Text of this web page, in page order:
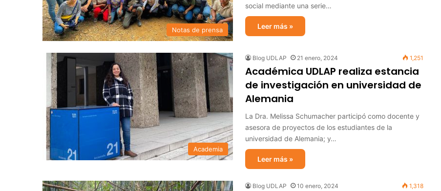
Notas de prensa
social mediante una serie…
Leer más »
Academia
Blog UDLAP 21 enero, 2024 1,251
Académica UDLAP realiza estancia
de investigación en universidad de
Alemania
La Dra. Melissa Schumacher participó como docente y
asesora de proyectos de los estudiantes de la
universidad de Alemania; y…
Leer más »
Blog UDLAP 10 enero, 2024 1,318